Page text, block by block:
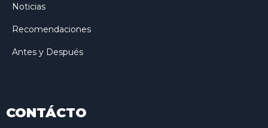
Noticias
Recomendaciones
Antes y Después
CONTÁCTO